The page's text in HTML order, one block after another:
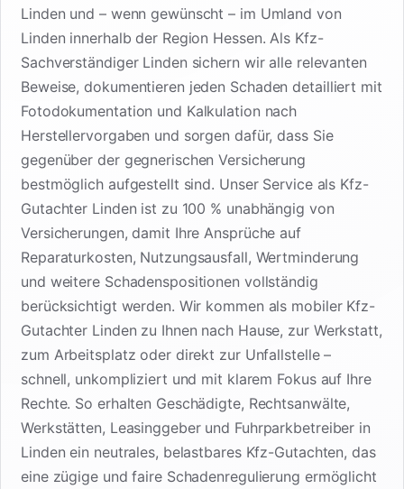
Linden und – wenn gewünscht – im Umland von
Linden innerhalb der Region Hessen. Als Kfz-
Sachverständiger Linden sichern wir alle relevanten
Beweise, dokumentieren jeden Schaden detailliert mit
Fotodokumentation und Kalkulation nach
Herstellervorgaben und sorgen dafür, dass Sie
gegenüber der gegnerischen Versicherung
bestmöglich aufgestellt sind. Unser Service als Kfz-
Gutachter Linden ist zu 100 % unabhängig von
Versicherungen, damit Ihre Ansprüche auf
Reparaturkosten, Nutzungsausfall, Wertminderung
und weitere Schadenspositionen vollständig
berücksichtigt werden. Wir kommen als mobiler Kfz-
Gutachter Linden zu Ihnen nach Hause, zur Werkstatt,
zum Arbeitsplatz oder direkt zur Unfallstelle –
schnell, unkompliziert und mit klarem Fokus auf Ihre
Rechte. So erhalten Geschädigte, Rechtsanwälte,
Werkstätten, Leasinggeber und Fuhrparkbetreiber in
Linden ein neutrales, belastbares Kfz-Gutachten, das
eine zügige und faire Schadenregulierung ermöglicht